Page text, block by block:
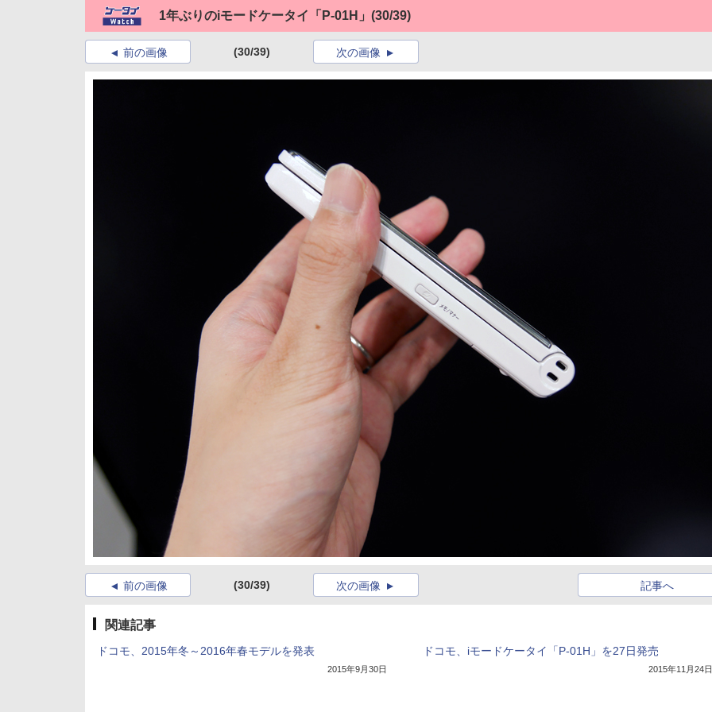
1年ぶりのiモードケータイ「P-01H」 (30/39)
前の画像 (30/39) 次の画像
前の画像 (30/39) 記事へ
次の画像
関連記事
ドコモ、2015年冬～2016年春モデルを発表
2015年9月30日
ドコモ、iモードケータイ「P-01H」を27日発売
2015年11月24日